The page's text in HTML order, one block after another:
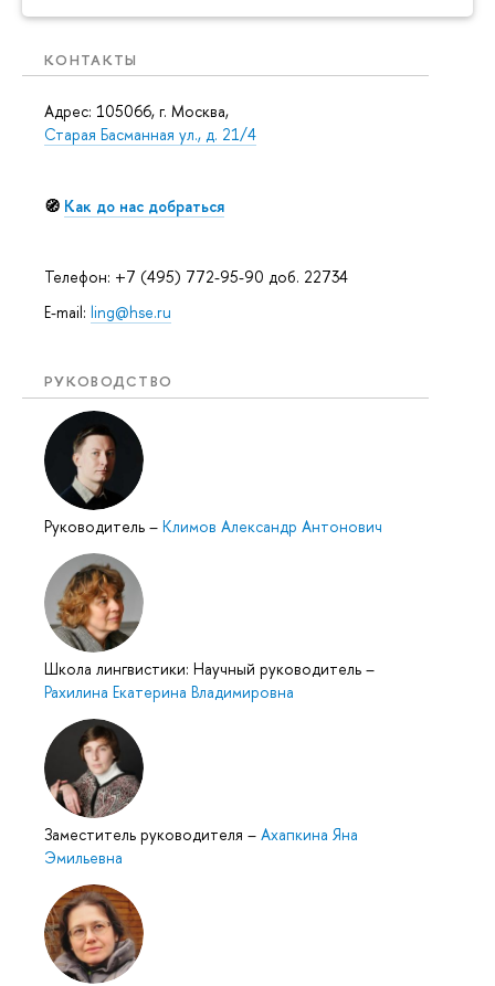
КОНТАКТЫ
Адрес: 105066, г. Москва,
Старая Басманная ул., д. 21/4
🧭 Как до нас добраться
Телефон: +7 (495) 772-95-90 доб. 22734
E-mail: ling@hse.ru
РУКОВОДСТВО
Руководитель – Климов Александр Антонович
Школа лингвистики: Научный руководитель –
Рахилина Екатерина Владимировна
Заместитель руководителя – Ахапкина Яна
Эмильевна